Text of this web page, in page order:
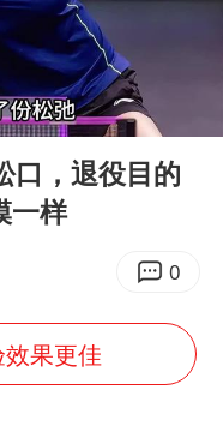
票交易异常波动
04:22
口，退役目的
一样
0
果更佳